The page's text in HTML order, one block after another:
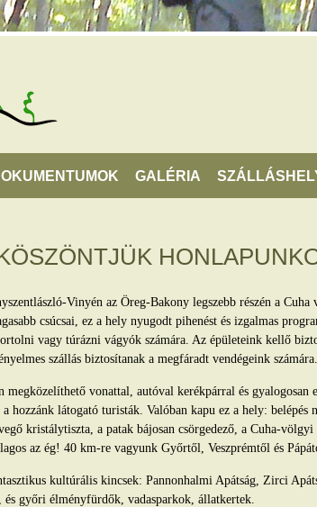
GALÉRIA
Vinyén az Öreg-Bakony legszebb részén a Cuha
csúcsai, ez a hely nyugodt pihenést és izgalmas
vagy túrázni vágyók számára. Az épületeink kellő
szállás biztosítanak a megfáradt vendégeink számára.
megközelíthető vonattal, autóval kerékpárral és gyalogosan
hozzánk látogató turisták. Valóban kapu ez a hely: belépés
kristálytiszta, a patak bájosan csörgedező, a Cuha-
az ég! 40 km-re vagyunk Győrtől, Veszprémtől és
kultúrális kincsek: Pannonhalmi Apátság, Zirci
és győri élményfürdők, vadasparkok, állatkertek.